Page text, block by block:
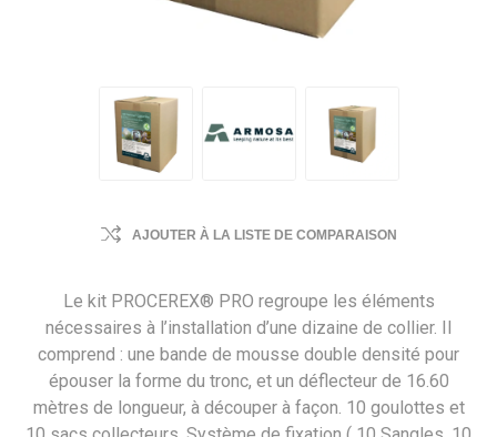
AJOUTER À LA LISTE DE COMPARAISON
Le kit PROCEREX® PRO regroupe les éléments
nécessaires à l’installation d’une dizaine de collier. Il
comprend : une bande de mousse double densité pour
épouser la forme du tronc, et un déflecteur de 16.60
mètres de longueur, à découper à façon. 10 goulottes et